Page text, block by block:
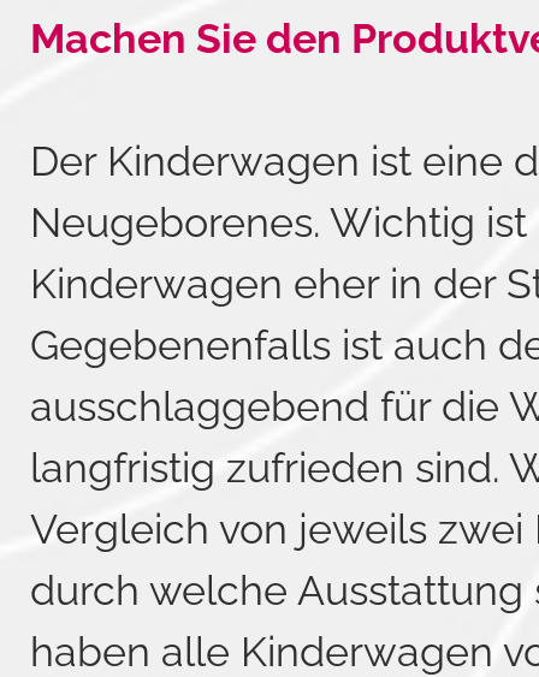
Machen Sie den
Der Kinderwagen ist eine
Neugeborenes. Wichtig
Kinderwagen eher in der
Gegebenenfalls ist auch
ausschlaggebend für die
langfristig zufrieden sind.
Vergleich von jeweils zwei
durch welche Ausstattung
haben alle Kinderwagen